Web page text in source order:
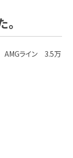
AMGライン 3.5万